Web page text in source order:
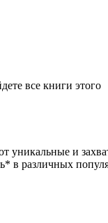
все книги этого
уникальные и
в различных